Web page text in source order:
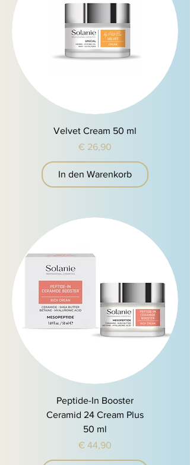
Velvet Cream 50 ml
Preis
€ 26,90
In den Warenkorb
Peptide-In Booster
Ceramid 24 Cream Plus
50 ml
Preis
€ 44,90